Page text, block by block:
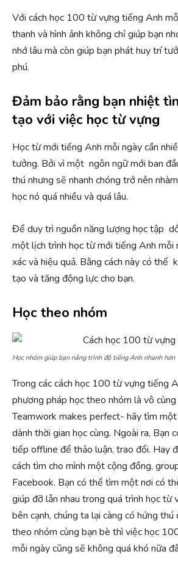
Với cách học 100 từ vựng tiếng Anh
thanh và hình ảnh không chỉ giúp bạn
nhớ lâu mà còn giúp bạn phát huy trí
phú.
Đảm bảo rằng bạn nhiệt
tạo với việc học từ vựng
Học từ mới tiếng Anh mỗi ngày cần
tưởng. Bởi vì một ngôn ngữ mới ban
thú nhưng sẽ nhanh chóng trở nên
học nó quá nhiều và quá lâu.
Để duy trì nguồn năng lượng học tập
một lịch trình học từ mới tiếng Anh mỗi
xác và hiệu quả. Bằng cách này có thể
tạo và tăng động lực cho bạn.
Học theo nhóm
Học nhóm giúp bạn nâng trình độ tiếng Anh nhanh hơn
Trong các cách học 100 từ vựng tiếng
phương pháp học theo nhóm là vô cùng
Teamwork makes perfect- hãy tìm một
dành thời gian học cùng. Ngoài ra, Bạn
tiếp offline để thảo luận, trao đổi. Hay
cách tìm cho mình một cộng đồng,
Facebook. Bạn có thể tìm một nơi có
giúp đỡ lẫn nhau trong quá trình học từ
bên cạnh, chúng ta lại càng có hứng thú
theo nhóm cùng bạn bè thì việc học
mỗi ngày cũng sẽ không quá khó nữa